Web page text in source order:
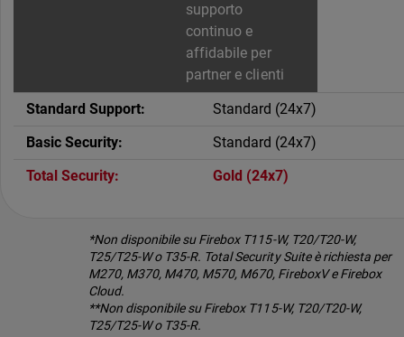
supporto
continuo e
affidabile per
partner e clienti
Standard (24x7)
Standard (24x7)
Gold (24x7)
*Non disponibile su Firebox T115-W, T20/T20-W,
T25/T25-W o T35-R. Total Security Suite è richiesta per
M270, M370, M470, M570, M670, FireboxV e Firebox
Cloud.
**Non disponibile su Firebox T115-W, T20/T20-W,
T25/T25-W o T35-R.